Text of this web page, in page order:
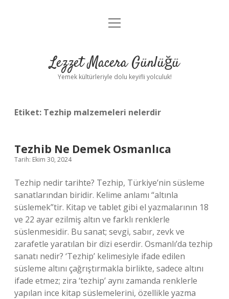
Anasayfa
Yasal Uyarı
menüyü
Lezzet Macera Günlüğü
Yemek kültürleriyle dolu keyifli yolculuk!
Etiket: Tezhip malzemeleri nelerdir
Tezhib Ne Demek Osmanlıca
Tarih: Ekim 30, 2024
Tezhip nedir tarihte? Tezhip, Türkiye’nin süsleme
sanatlarından biridir. Kelime anlamı “altınla
süslemek”tir. Kitap ve tablet gibi el yazmalarının 18
ve 22 ayar ezilmiş altın ve farklı renklerle
süslenmesidir. Bu sanat; sevgi, sabır, zevk ve
zarafetle yaratılan bir dizi eserdir. Osmanlı’da tezhip
sanatı nedir? ‘Tezhip’ kelimesiyle ifade edilen
süsleme altını çağrıştırmakla birlikte, sadece altını
ifade etmez; zira ‘tezhip’ aynı zamanda renklerle
yapılan ince kitap süslemelerini, özellikle yazma